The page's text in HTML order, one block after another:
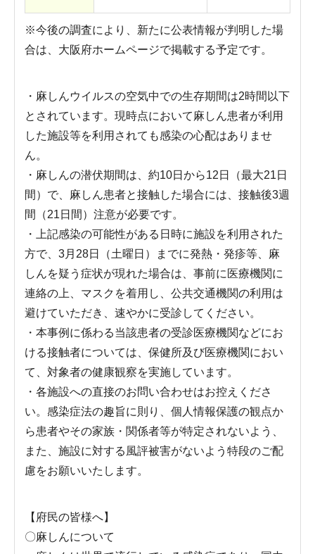
※今後の調査により、新たに公表情報が判明した場
合は、大阪府ホームページで掲載する予定です。
・麻しんウイルスの空気中での生存期間は2時間以下
とされています。現時点において麻しん患者が利用
した施設等を利用されても感染の心配はありませ
ん。
・麻しんの潜伏期間は、約10日から12日（最大21日
間）で、麻しん患者と接触した場合には、接触後3週
間（21日間）注意が必要です。
・上記感染の可能性がある日時に施設を利用された
方で、3月28日（土曜日）までに発熱・発疹等、麻
しんを疑う症状が現れた場合は、事前に医療機関に
連絡の上、マスクを着用し、公共交通機関の利用は
避けていただき、速やかに受診してください。
・本事例に係わる当該患者の受診医療機関などにお
ける接触者については、保健所及び医療機関におい
て、対象者の健康観察を実施しています。
・各施設への直接のお問い合わせはお控えくださ
い。感染症法の趣旨に則り、個人情報保護の観点か
ら患者やその家族・関係者等が特定されないよう、
また、施設に対する風評被害がないよう特段のご配
慮をお願いいたします。
【府民の皆様へ】
〇麻しんについて